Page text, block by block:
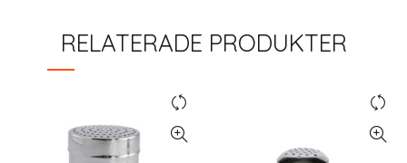
RELATERADE PRODUKTER